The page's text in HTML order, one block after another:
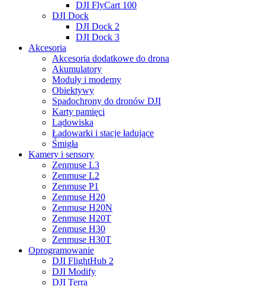
DJI FlyCart 100
DJI Dock
DJI Dock 2
DJI Dock 3
Akcesoria
Akcesoria dodatkowe do drona
Akumulatory
Moduły i modemy
Obiektywy
Spadochrony do dronów DJI
Karty pamięci
Lądowiska
Ładowarki i stacje ładujące
Śmigła
Kamery i sensory
Zenmuse L3
Zenmuse L2
Zenmuse P1
Zenmuse H20
Zenmuse H20N
Zenmuse H20T
Zenmuse H30
Zenmuse H30T
Oprogramowanie
DJI FlightHub 2
DJI Modify
DJI Terra